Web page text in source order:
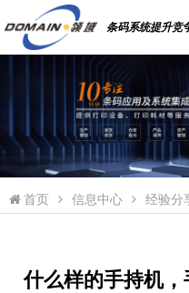
条码系统提升竞
首页 信息中心 经验分
什么样的手持机